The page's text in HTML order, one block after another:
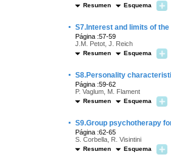
Resumen Esquema
· S7.Interest and limits of
Página :57-59
J.M. Petot, J. Reich
Resumen Esquema
· S8.Personality
Página :59-62
P. Vaglum, M. Flament
Resumen Esquema
· S9.Group psychotherapy
Página :62-65
S. Corbella, R. Visintini
Resumen Esquema